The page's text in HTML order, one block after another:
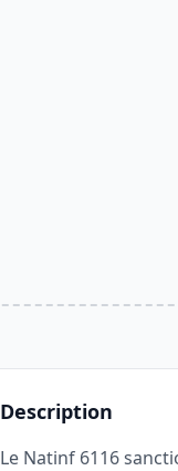
Description
Le Natinf 6116